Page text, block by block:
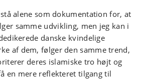
alene som dokumentation for, at
samme udvikling, men jeg kan i
danske kvindelige
af dem, følger den samme trend,
deres islamiske tro højt og
en mere reflekteret tilgang til